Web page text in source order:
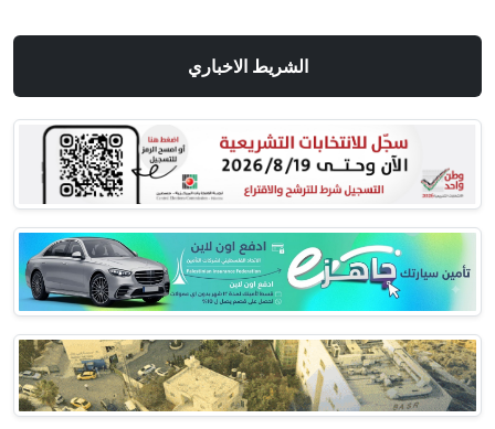
الشريط الاخباري